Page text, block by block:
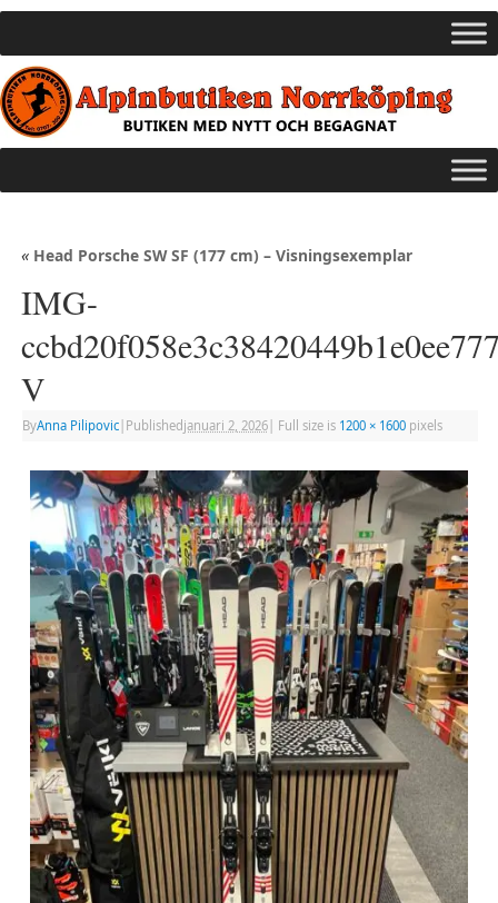
«Head Porsche SW SF (177 cm) – Visningsexemplar
IMG-
V
ByAnna Pilipovic| Published januari 2, 2026| Full size is 1200 × 1600pixels